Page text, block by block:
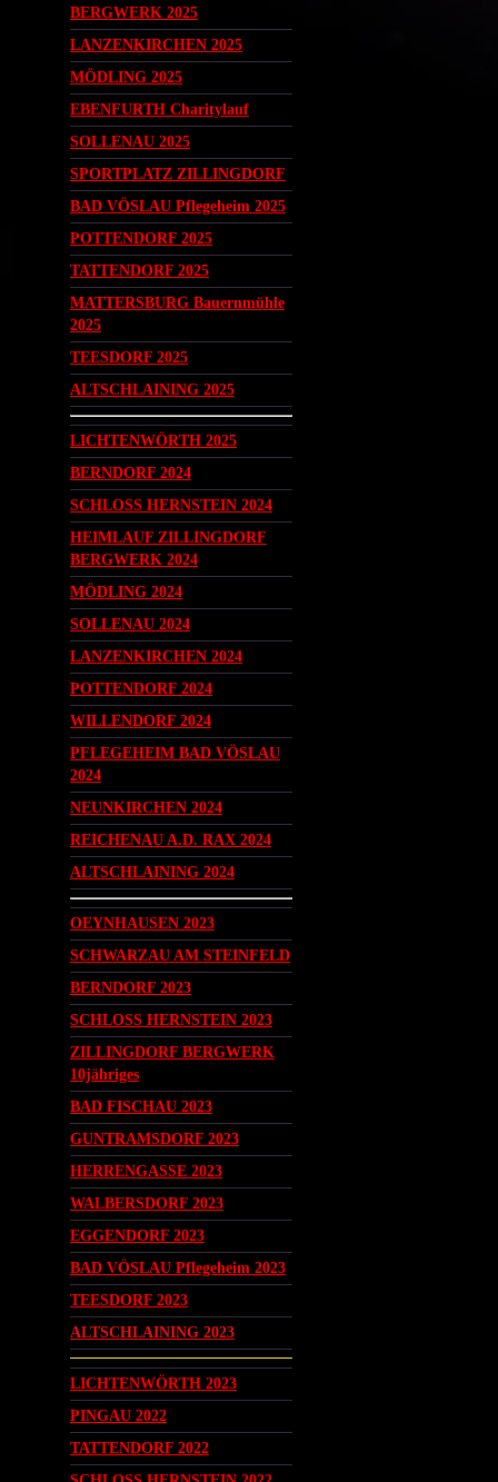
BERGWERK 2025
LANZENKIRCHEN 2025
MÖDLING 2025
EBENFURTH Charitylauf
SOLLENAU 2025
SPORTPLATZ ZILLINGDORF
BAD VÖSLAU Pflegeheim 2025
POTTENDORF 2025
TATTENDORF 2025
MATTERSBURG Bauernmühle
2025
TEESDORF 2025
ALTSCHLAINING 2025
LICHTENWÖRTH 2025
BERNDORF 2024
SCHLOSS HERNSTEIN 2024
HEIMLAUF ZILLINGDORF
BERGWERK 2024
MÖDLING 2024
SOLLENAU 2024
LANZENKIRCHEN 2024
POTTENDORF 2024
WILLENDORF 2024
PFLEGEHEIM BAD VÖSLAU
2024
NEUNKIRCHEN 2024
REICHENAU A.D. RAX 2024
ALTSCHLAINING 2024
OEYNHAUSEN 2023
SCHWARZAU AM STEINFELD
BERNDORF 2023
SCHLOSS HERNSTEIN 2023
ZILLINGDORF BERGWERK
10jähriges
BAD FISCHAU 2023
GUNTRAMSDORF 2023
HERRENGASSE 2023
WALBERSDORF 2023
EGGENDORF 2023
BAD VÖSLAU Pflegeheim 2023
TEESDORF 2023
ALTSCHLAINING 2023
LICHTENWÖRTH 2023
PINGAU 2022
TATTENDORF 2022